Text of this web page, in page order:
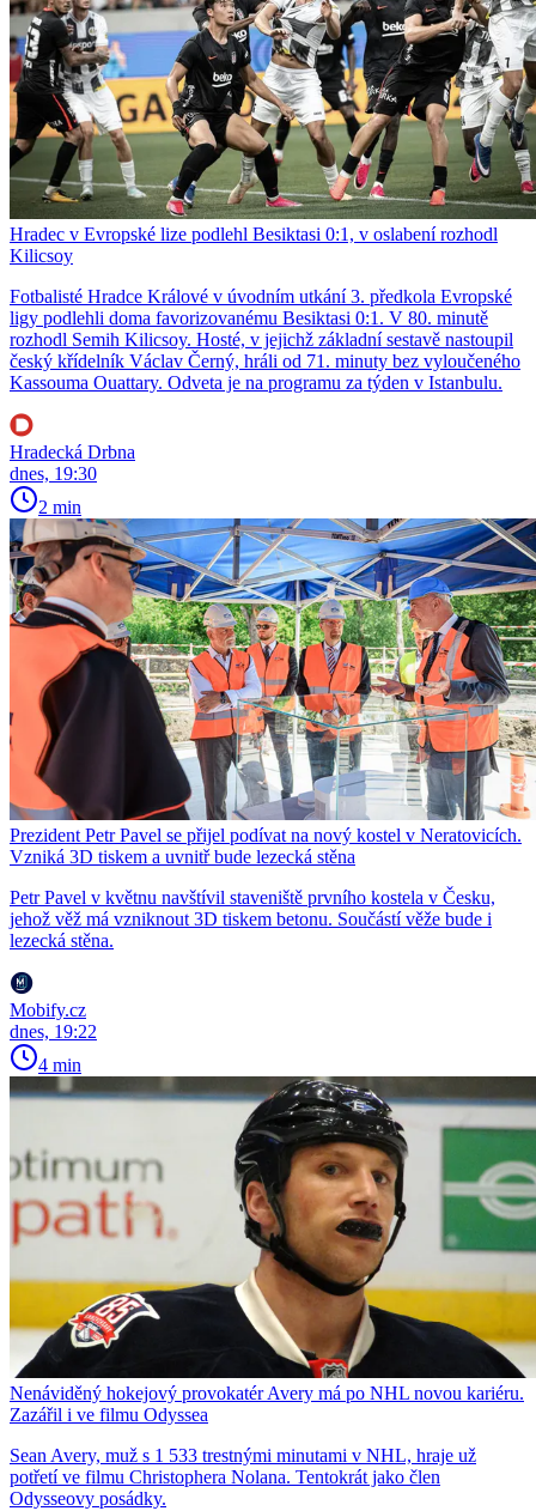
Hradec v Evropské lize podlehl Besiktasi 0:1, v oslabení rozhodl
Kilicsoy
Fotbalisté Hradce Králové v úvodním utkání 3. předkola Evropské
ligy podlehli doma favorizovanému Besiktasi 0:1. V 80. minutě
rozhodl Semih Kilicsoy. Hosté, v jejichž základní sestavě nastoupil
český křídelník Václav Černý, hráli od 71. minuty bez vyloučeného
Kassouma Ouattary. Odveta je na programu za týden v Istanbulu.
Hradecká Drbna
dnes, 19:30
2 min
Prezident Petr Pavel se přijel podívat na nový kostel v Neratovicích.
Vzniká 3D tiskem a uvnitř bude lezecká stěna
Petr Pavel v květnu navštívil staveniště prvního kostela v Česku,
jehož věž má vzniknout 3D tiskem betonu. Součástí věže bude i
lezecká stěna.
Mobify.cz
dnes, 19:22
4 min
Nenáviděný hokejový provokatér Avery má po NHL novou kariéru.
Zazářil i ve filmu Odyssea
Sean Avery, muž s 1 533 trestnými minutami v NHL, hraje už
potřetí ve filmu Christophera Nolana. Tentokrát jako člen
Odysseovy posádky.